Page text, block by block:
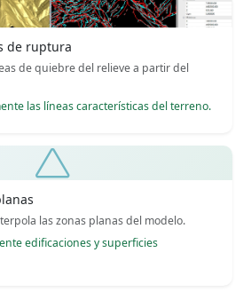
de ruptura
de quiebre del relieve a partir del
las líneas características del terreno.
las zonas planas del modelo.
edificaciones y superficies